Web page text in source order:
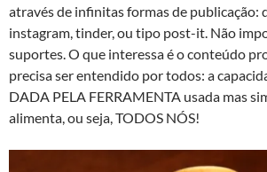
através de infinitas formas de publicação:
instagram, tinder, ou tipo post-it. Não
suportes. O que interessa é o conteúdo
precisa ser entendido por todos: a
DADA PELA FERRAMENTA usada mas
alimenta, ou seja, TODOS NÓS!